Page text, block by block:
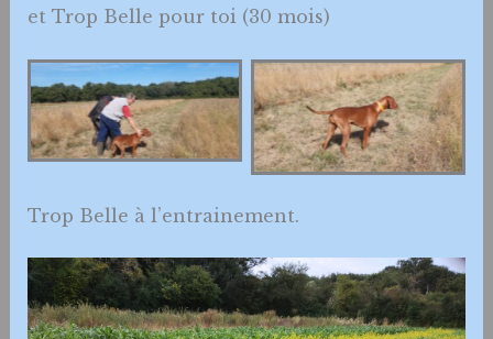
et Trop Belle pour toi (30 mois)
Coulée…. Arrêt fixé
Trop Belle à l’entrainement.